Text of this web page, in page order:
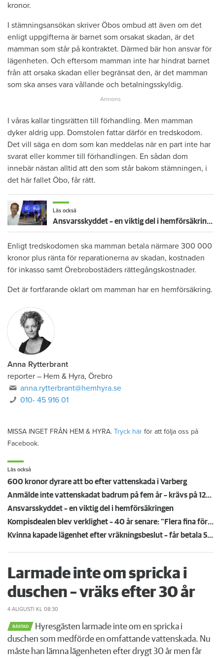
kronor.
I stämningsansökan skriver Öbos ombud att även om det
enligt uppgifterna är barnet som orsakat skadan, är det
mamman som står på kontraktet. Därmed bär hon ansvar för
lägenheten. Och eftersom mamman inte har hindrat barnet
från att orsaka skadan eller begränsat den, är det mamman
som ska anses vara vållande och betalningsskyldig.
I våras kallar tingsrätten till förhandling. Men mamman
dyker aldrig upp. Domstolen fattar därför en tredskodom.
Det vill säga en dom som kan meddelas när en part inte har
svarat eller kommer till förhandlingen. En sådan dom
innebär nästan alltid att den som står bakom stämningen, i
det här fallet Öbo, får rätt.
Läs också
Ansvarsskyddet – en viktig del i hemförsäkringen
Enligt tredskodomen ska mamman betala närmare 300 000
kronor plus ränta för reparationerna av skadan, kostnaden
för inkasso samt Örebrobostäders rättegångskostnader.
Det är fortfarande oklart om mamman har en hemförsäkring.
Anna Rytterbrant
reporter – Hem & Hyra, Örebro
anna.rytterbrant@hemhyra.se
010- 45 916 01
MISSA INGET FRÅN HEM & HYRA. Tryck här för att följa oss på
Facebook.
Läs också
600 kronor dyrare att bo efter vattenskada i Varberg
Anmälde inte vattenskadat badrum på fem år – krävs på 125 000 kronor
Ansvarsskyddet – en viktig del i hemförsäkringen
Kompisdealen blev verklighet – 40 år senare: "Flera fina fördelar med att dela bostad"
Kvinna kapade lägenhet efter vräkningsbeslut – får betala 50 000
Larmade inte om spricka i
duschen – vräks efter 30 år
4 AUGUSTI KL 08:30
BÅSTAD
Hyresgästen larmade inte om en spricka i
duschen som medförde en omfattande vattenskada. Nu
måste han lämna lägenheten efter drygt 30 år men får